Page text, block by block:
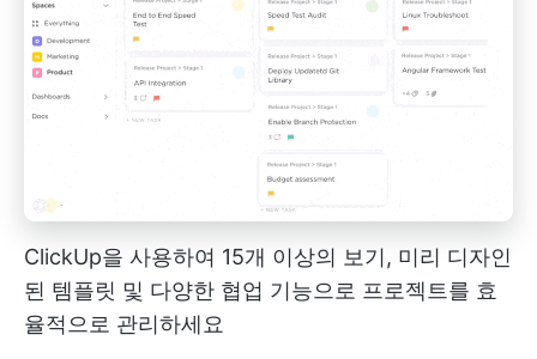
ClickUp을 사용하여 15개 이상의 보기, 미리 디자인
된 템플릿 및 다양한 협업 기능으로 프로젝트를 효
율적으로 관리하세요